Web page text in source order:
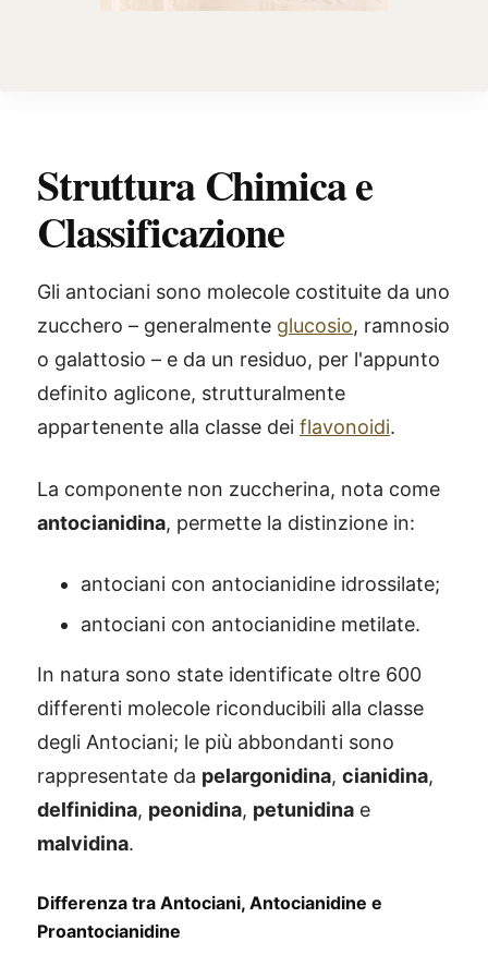
Struttura Chimica e
Classificazione
Gli antociani sono molecole costituite da uno
zucchero – generalmente glucosio, ramnosio
o galattosio – e da un residuo, per l'appunto
definito aglicone, strutturalmente
appartenente alla classe dei flavonoidi.
La componente non zuccherina, nota come
antocianidina, permette la distinzione in:
antociani con antocianidine idrossilate;
antociani con antocianidine metilate.
In natura sono state identificate oltre 600
differenti molecole riconducibili alla classe
degli Antociani; le più abbondanti sono
rappresentate da pelargonidina, cianidina,
delfinidina, peonidina, petunidina e
malvidina.
Differenza tra Antociani, Antocianidine e
Proantocianidine